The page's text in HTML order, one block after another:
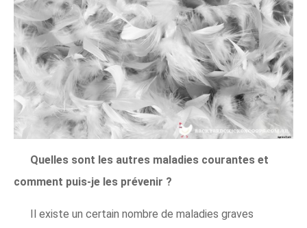
Quelles sont les autres maladies courantes et
comment puis-je les prévenir ?
Il existe un certain nombre de maladies graves